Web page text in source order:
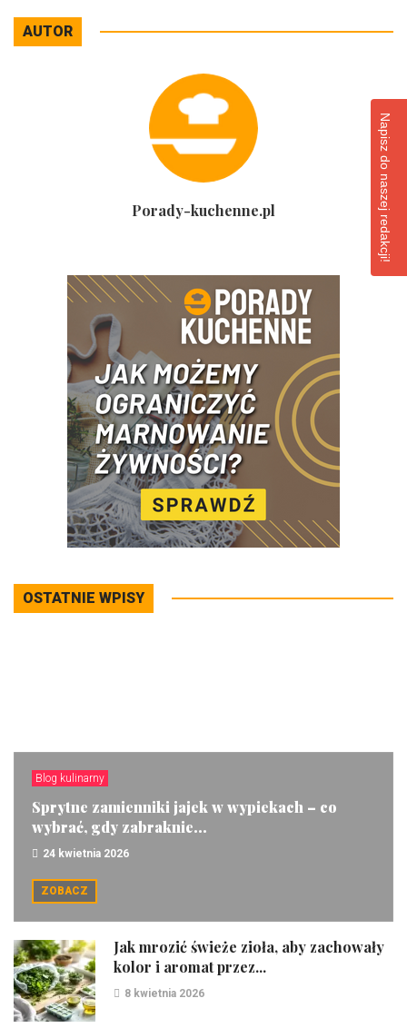
AUTOR
Porady-kuchenne.pl
OSTATNIE WPISY
Blog kulinarny
Sprytne zamienniki jajek w wypiekach – co
wybrać, gdy zabraknie...
24 kwietnia 2026
ZOBACZ
Jak mrozić świeże zioła, aby zachowały
kolor i aromat przez...
8 kwietnia 2026
Napisz do naszej redakcji!